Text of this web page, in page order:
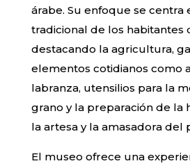
árabe. Su enfoque se centra
tradicional de los habitantes
destacando la agricultura,
elementos cotidianos como
labranza, utensilios para la
grano y la preparación de la
la artesa y la amasadora del
El museo ofrece una